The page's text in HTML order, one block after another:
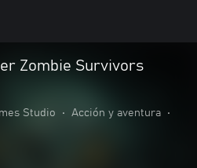
Zombie Survivors
Studio • Acción y aventura
•